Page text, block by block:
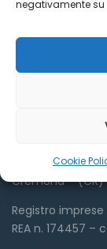
negativamente su
Cookie
Via
Cremona – (CR)
Registro
REA n. 174457